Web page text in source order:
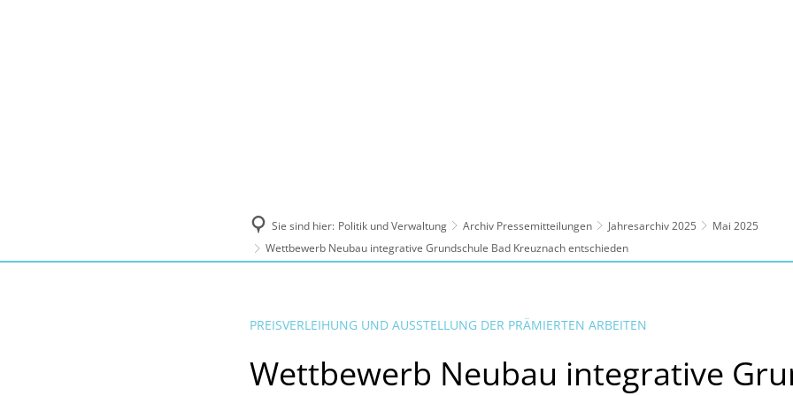
Sie sind hier: Politik und Verwaltung Archiv Pressemitteilungen Jahresarchiv 2025
Mai 2025
Wettbewerb Neubau integrative Grundschule Bad Kreuznach entschieden
PREISVERLEIHUNG UND AUSSTELLUNG DER PRÄMIERTEN ARBEITEN
Wettbewerb Neubau integrative